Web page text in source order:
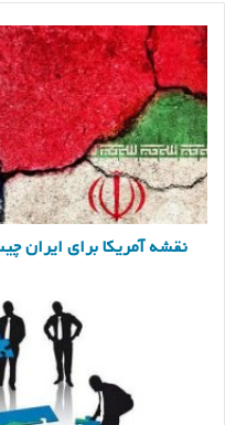
نقشه
آمریکا
برای
ایران
چیست؟
پاسخ
در
چین
و
روسیه
است!
نقشه آمریکا برای